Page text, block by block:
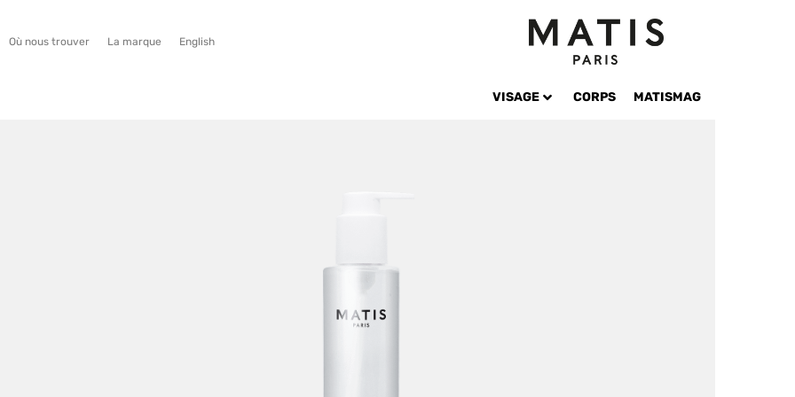
Où nous trouver La marque English
VISAGE CORPS MATISMAG